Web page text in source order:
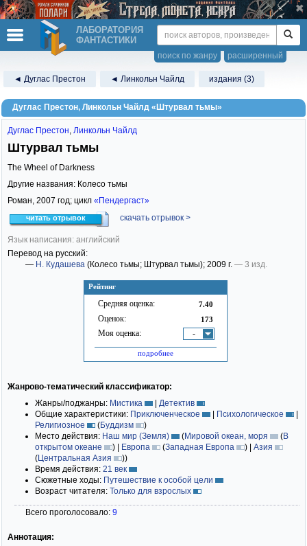
ЛАБОРАТОРИЯ
ФАНТАСТИКИ
расширенный
поиск по жанру
◄ Дуглас Престон ◄ Линкольн Чайлд издания (3)
Дуглас Престон, Линкольн Чайлд «Штурвал тьмы»
Рейтинг
Средняя оценка: 7.40
Оценок: 173
Моя оценка: -
подробнее
Дуглас Престон, Линкольн Чайлд
Штурвал тьмы
The Wheel of Darkness
Другие названия: Колесо тьмы
Роман, 2007 год; цикл «Пендергаст»
читать отрывок скачать отрывок >
Язык написания: английский
Перевод на русский:
— Н. Кудашева (Колесо тьмы; Штурвал тьмы); 2009 г. — 3 изд.
Жанрово-тематический классификатор:
Жанры/поджанры: Мистика | Детектив
Общие характеристики: Приключенческое | Психологическое
|
Религиозное
(Буддизм
)
Место действия: Наш мир (Земля) (Мировой океан, моря (В
открытом океане
) | Европа (Западная Европа ) | Азия
(Центральная Азия ))
Время действия: 21 век
Сюжетные ходы: Путешествие к особой цели
Возраст читателя: Только для взрослых
Всего проголосовало: 9
Аннотация: